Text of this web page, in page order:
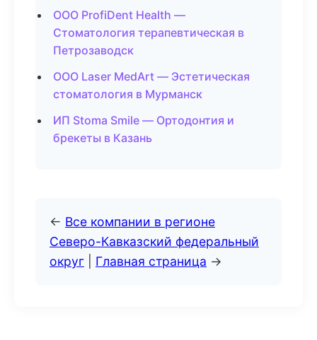
ООО ProfiDent Health —
Стоматология терапевтическая в
Петрозаводск
ООО Laser MedArt — Эстетическая
стоматология в Мурманск
ИП Stoma Smile — Ортодонтия и
брекеты в Казань
← Все компании в регионе
Северо-Кавказский федеральный
округ
Главная страница →